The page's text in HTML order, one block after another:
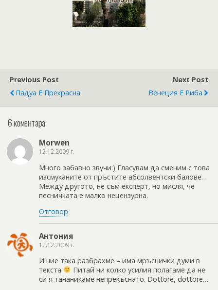
Previous Post
Падуа Е Прекрасна
Next Post
Венеция Е Риба
6 коментара
Morwen
12.12.2009 г.
Много забавно звучи:) Гласувам да сменим с това
изсмуканите от пръстите абсолвентски балове…
Между другото, не съм експерт, но мисля, че
песничката е малко нецензурна.
Отговор
Антония
12.12.2009 г.
И ние така разбрахме – има мръснички думи в
текста
Питай ни колко усилия полагаме да не
си я тананикаме непрекъснато. Dottore, dottore…